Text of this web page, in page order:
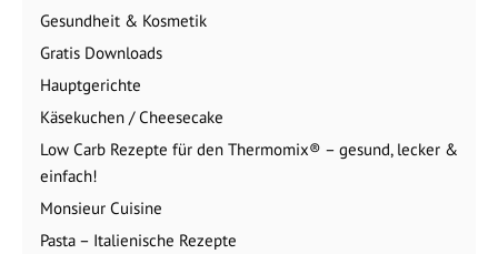
Gesundheit & Kosmetik
Gratis Downloads
Hauptgerichte
Käsekuchen / Cheesecake
Low Carb Rezepte für den Thermomix® – gesund, lecker &
einfach!
Monsieur Cuisine
Pasta – Italienische Rezepte